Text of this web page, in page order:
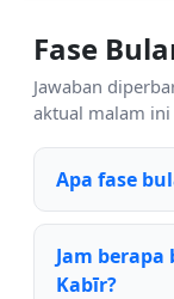
Fase
Jawaban
aktual malam ini
Apa fase
Jam
Kabīr?